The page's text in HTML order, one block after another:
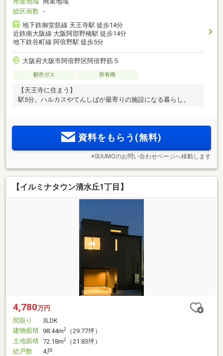
総区画数 -
地下鉄御堂筋線 天王寺駅 徒歩14分
近鉄南大阪線 大阪阿部野橋駅 徒歩14分
地下鉄谷町線 阿倍野駅 徒歩5分
大阪府大阪市阿倍野区阿倍野筋５
都市ガス 所有権
【天王寺に住まう】
駅5分。ハルカスやてんしばが最寄りの施設になる暮らし。
資料をもらう(無料)
※SUUMOのお問い合わせページへ移動します
【イルミナタウン清水丘1丁目】
4,780万円
間取り
3LDK
建物面積 98.44m2
（29.77坪）
土地面積 72.18m2
（21.83坪）
総戸数
4戸